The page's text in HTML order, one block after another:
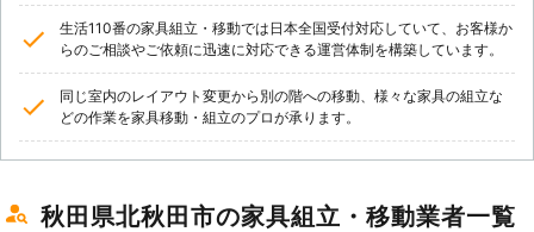
生活110番の家具組立・移動では日本全国受付対応していて、お客様か
らのご相談やご依頼に迅速に対応できる運営体制を構築しています。
同じ室内のレイアウト変更から別の階への移動、様々な家具の組立な
どの作業を家具移動・組立のプロが承ります。
秋田県北秋田市の家具組立・移動業者一覧